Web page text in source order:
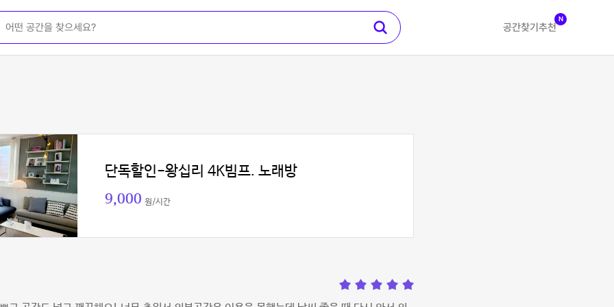
공간찾기 추천
N
단독할인-왕십리 4K빔프. 노래방
9,000 원/시간